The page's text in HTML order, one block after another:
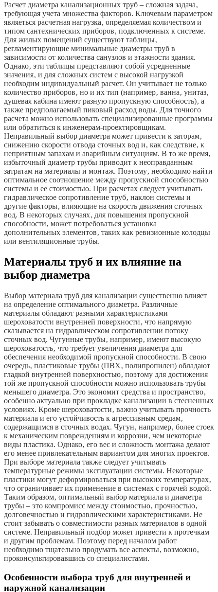
Расчет диаметра канализационных труб – сложная задача‚
требующая учета множества факторов. Ключевым параметром
являеться расчетная нагрузка‚ определяемая количеством и
типом сантехнических приборов‚ подключенных к системе.
Для жилых помещений существуют таблицы‚
регламентирующие минимальные диаметры труб в
зависимости от количества санузлов и этажности здания.
Однако‚ эти таблицы представляют собой усредненные
значения‚ и для сложных систем с высокой нагрузкой
необходим индивидуальный расчет. Он учитывает не только
количество приборов‚ но и их тип (например‚ ванна‚ унитаз‚
душевая кабина имеют разную пропускную способность)‚ а
также предполагаемый пиковый расход воды. Для точного
расчета можно использовать специализированные программы
или обратиться к инженерам-проектировщикам.
Неправильный выбор диаметра может привести к заторам‚
снижению скорости отвода сточных вод и‚ как следствие‚ к
неприятным запахам и аварийным ситуациям. В то же время‚
избыточный диаметр трубы приводит к неоправданным
затратам на материалы и монтаж. Поэтому‚ необходимо найти
оптимальное соотношение между пропускной способностью
системы и ее стоимостью. При расчетах следует учитывать
гидравлическое сопротивление труб‚ наклон системы и
другие факторы‚ влияющие на скорость движения сточных
вод. В некоторых случаях‚ для повышения пропускной
способности‚ может потребоваться установка
дополнительных элементов‚ таких как ревизионные колодцы
или вентиляционные трубы.
Материалы труб и их влияние на
выбор диаметра
Выбор материала труб для канализации существенно влияет
на определение оптимального диаметра. Различные
материалы обладают разными характеристиками
шероховатости внутренней поверхности‚ что напрямую
сказывается на гидравлическом сопротивлении потоку
сточных вод. Чугунные трубы‚ например‚ имеют высокую
шероховатость‚ что требует увеличения диаметра для
обеспечения необходимой пропускной способности. В свою
очередь‚ пластиковые трубы (ПВХ‚ полипропилен) обладают
гладкой внутренней поверхностью‚ поэтому для достижения
той же пропускной способности можно использовать трубы
меньшего диаметра. Это экономит средства и пространство‚
особенно актуально при прокладке канализации в стесненных
условиях. Кроме шероховатости‚ важно учитывать прочность
материала и его устойчивость к агрессивным средам‚
содержащимся в сточных водах. Чугун‚ например‚ более стоек
к механическим повреждениям и коррозии‚ чем некоторые
виды пластика. Однако‚ его вес и сложность монтажа делают
его менее привлекательным вариантом для многих проектов.
При выборе материала также следует учитывать
температурные режимы эксплуатации системы. Некоторые
пластики могут деформироваться при высоких температурах‚
что ограничивает их применение в системах с горячей водой.
Таким образом‚ оптимальный выбор материала и диаметра
трубы – это компромисс между стоимостью‚ прочностью‚
долговечностью и гидравлическими характеристиками. Не
стоит забывать о совместимости разных материалов в одной
системе. Неправильный подбор может привести к протечкам
и другим проблемам. Поэтому перед началом работ
необходимо тщательно продумать все аспекты‚ возможно‚
проконсультировавшись со специалистами.
Особенности выбора труб для внутренней и
наружной канализации